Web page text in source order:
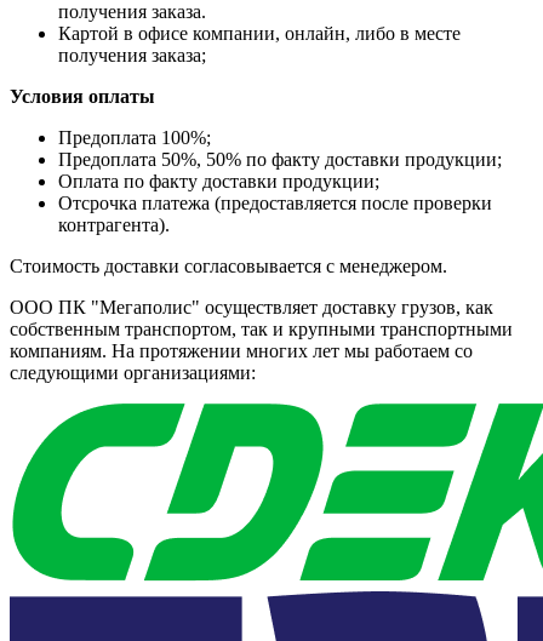
получения заказа.
Картой в офисе компании, онлайн, либо в месте
получения заказа;
Условия оплаты
Предоплата 100%;
Предоплата 50%, 50% по факту доставки продукции;
Оплата по факту доставки продукции;
Отсрочка платежа (предоставляется после проверки
контрагента).
Стоимость доставки согласовывается с менеджером.
ООО ПК "Мегаполис" осуществляет доставку грузов, как
собственным транспортом, так и крупными транспортными
компаниям. На протяжении многих лет мы работаем со
следующими организациями: